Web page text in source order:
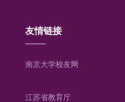
友情链接
南京大学校友网
江苏省教育厅